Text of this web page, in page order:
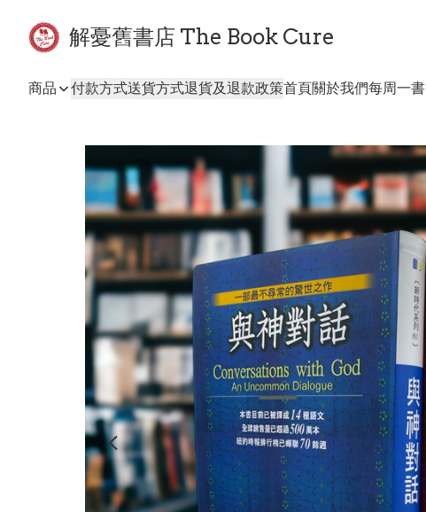
解憂舊書店 The Book Cure
商品 付款方式送貨方式退貨及退款政策首頁關於我們每周一書